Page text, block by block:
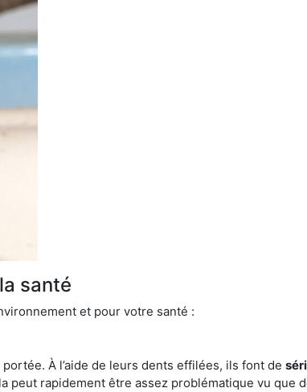
santé
et pour votre santé :
À l’aide de leurs dents effilées, ils font de
peut rapidement être assez problématique vu que